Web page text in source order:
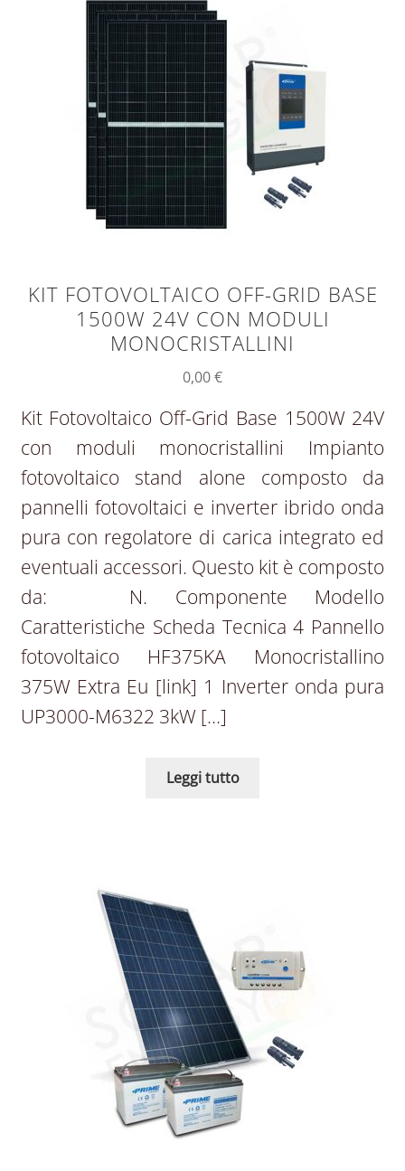
KIT FOTOVOLTAICO OFF-GRID BASE
1500W 24V CON MODULI
MONOCRISTALLINI
0,00€
Kit Fotovoltaico Off-Grid Base 1500W 24V
con moduli monocristallini Impianto
fotovoltaico stand alone composto da
pannelli fotovoltaici e inverter ibrido onda
pura con regolatore di carica integrato ed
eventuali accessori. Questo kit è composto
da: N. Componente Modello
Caratteristiche Scheda Tecnica 4 Pannello
fotovoltaico HF375KA Monocristallino
375W Extra Eu [link] 1 Inverter onda pura
UP3000-M6322 3kW […]
Leggi tutto